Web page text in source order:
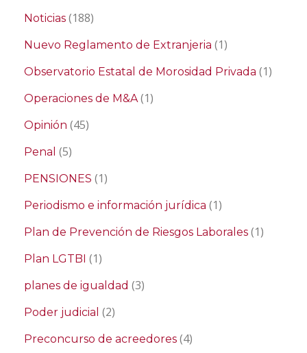
Noticias (188)
Nuevo Reglamento de Extranjeria (1)
Observatorio Estatal de Morosidad Privada (1)
Operaciones de M&A(1)
Opinión (45)
Penal (5)
PENSIONES (1)
Periodismo e información jurídica (1)
Plan de Prevención de Riesgos Laborales (1)
Plan LGTBI (1)
planes de igualdad (3)
Poder judicial (2)
Preconcurso de acreedores (4)